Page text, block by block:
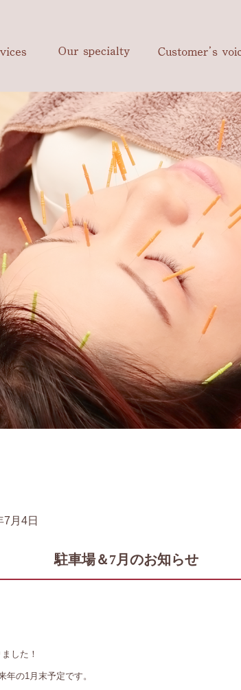
7月4日
駐車場＆7月のお知らせ
した！
年の1月末予定です。